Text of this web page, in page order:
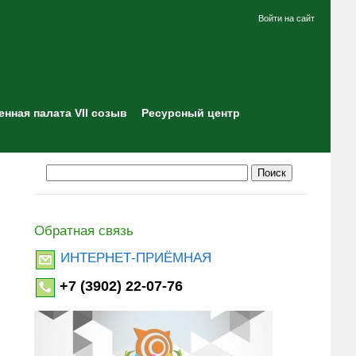
Войти на сайт
палата VII созыв Ресурсный центр
Обратная связь
ИНТЕРНЕТ-ПРИЁМНАЯ
+7 (3902) 22-07-76